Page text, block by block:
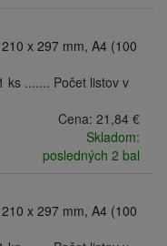
x 297 mm, A4 (100
ks ....... Počet listov v
Cena: 21,84 €
Skladom:
posledných 2 bal
x 297 mm, A4 (100